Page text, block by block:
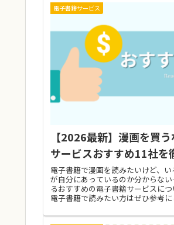
電子書籍サービス
【2026最新】漫画を買
サービスおすすめ11社を
電子書籍で漫画を読みたいけど、
が自分にあっているのか分からな
るおすすめの電子書籍サービスに
電子書籍で読みたい方はぜひ参考に